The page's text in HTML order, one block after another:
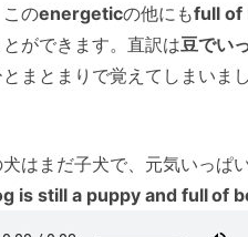
このenergeticの他にもfull of
ができます。直訳は豆でい
まとまりで覚えてしまいまし
はまだ子犬で、元気いっぱい
is still a puppy and full of